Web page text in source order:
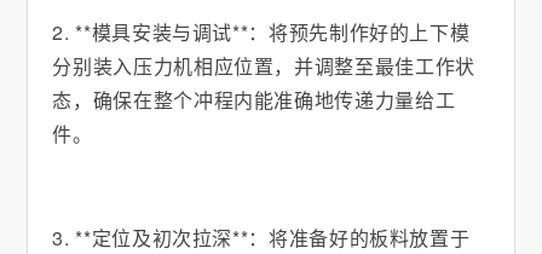
2. **模具安装与调试**：将预先制作好的上下模
分别装入压力机相应位置，并调整至最佳工作状
态，确保在整个冲程内能准确地传递力量给工
件。
3. **定位及初次拉深**：将准备好的板料放置于